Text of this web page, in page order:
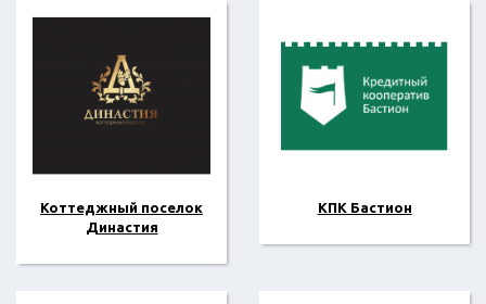
Коттеджный поселок
Династия
КПК Бастион